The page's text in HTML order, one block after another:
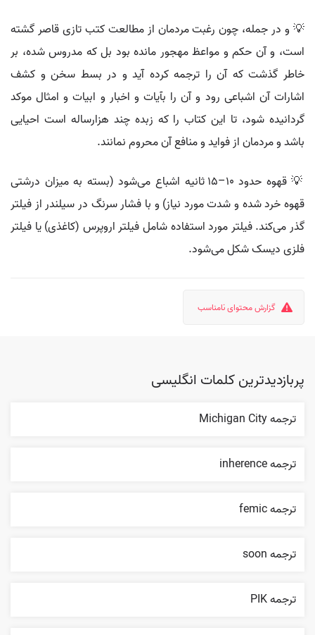
💡 و در جمله، چون رغبت مردمان از مطالعت کتب تازی قاصر گشته
است، و آن حکم و مواعظ مهجور مانده بود بل که مدروس شده، بر
خاطر گذشت که آن را ترجمه کرده آید و در بسط سخن و کشف
اشارات آن اشباعی رود و آن را بآیات و اخبار و ابیات و امثال موکد
گردانیده شود، تا این کتاب را که زبده چند هزارساله است احیایی
باشد و مردمان از فواید و منافع آن محروم نمانند.
💡 قهوه حدود ۱۰–۱۵ ثانیه اشباع می‌شود (بسته به میزان درشتی
قهوه خرد شده و شدت مورد نیاز) و با فشار سرنگ در سیلندر از فیلتر
گذر می‌کند. فیلتر مورد استفاده شامل فیلتر اروپرس (کاغذی) یا فیلتر
فلزی دیسک شکل می‌شود.
گزارش محتوای نامناسب
پربازدیدترین کلمات انگلیسی
ترجمه Michigan City
ترجمه inherence
ترجمه femic
ترجمه soon
ترجمه PIK